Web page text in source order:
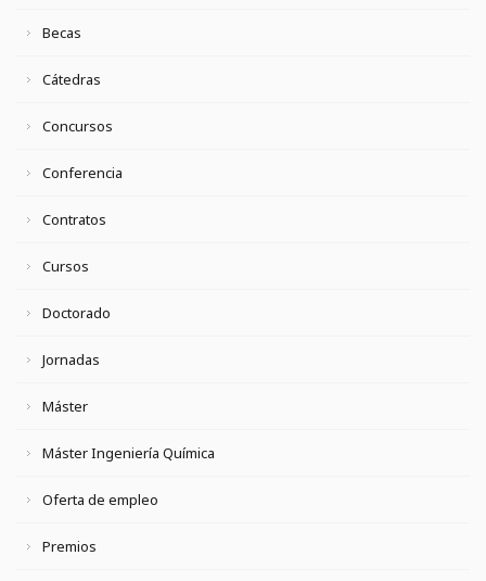
Becas
Cátedras
Concursos
Conferencia
Contratos
Cursos
Doctorado
Jornadas
Máster
Máster Ingeniería Química
Oferta de empleo
Premios